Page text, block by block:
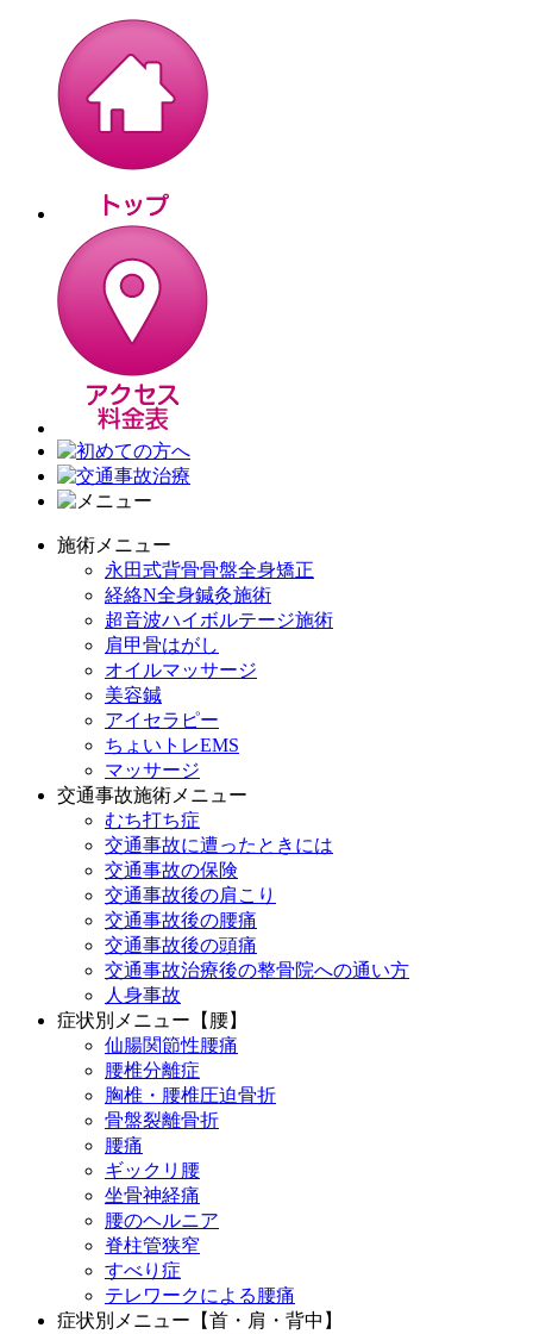
施術メニュー
永田式背骨骨盤全身矯正
経絡N全身鍼灸施術
超音波ハイボルテージ施術
肩甲骨はがし
オイルマッサージ
美容鍼
アイセラピー
ちょいトレEMS
マッサージ
交通事故施術メニュー
むち打ち症
交通事故に遭ったときには
交通事故の保険
交通事故後の肩こり
交通事故後の腰痛
交通事故後の頭痛
交通事故治療後の整骨院への通い方
人身事故
症状別メニュー【腰】
仙腸関節性腰痛
腰椎分離症
胸椎・腰椎圧迫骨折
骨盤裂離骨折
腰痛
ギックリ腰
坐骨神経痛
腰のヘルニア
脊柱管狭窄
すべり症
テレワークによる腰痛
症状別メニュー【首・肩・背中】